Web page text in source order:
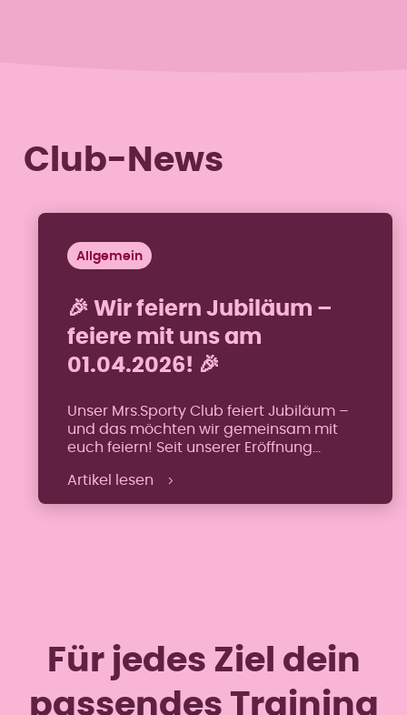
Club-News
Allgemein
🎉 Wir feiern Jubiläum –
feiere mit uns am
01.04.2026! 🎉
Unser Mrs.Sporty Club feiert Jubiläum –
und das möchten wir gemeinsam mit
euch feiern! Seit unserer Eröffnung
mehr Fitness, Gesundheit und
Wohlbefinden. Dieses besondere
Artikel lesen
Für jedes Ziel dein
passendes Training